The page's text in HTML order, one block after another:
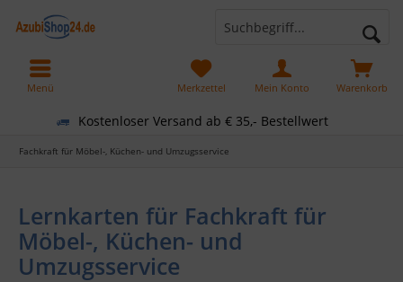
Kostenloser Versand ab € 35,- Bestellwert
Warenkorb
Merkzettel Mein Konto
Menü
Fachkraft für Möbel-, Küchen- und Umzugsservice
Lernkarten für Fachkraft für
Möbel-, Küchen- und
Umzugsservice